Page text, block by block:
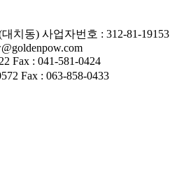
치동) 사업자번호 : 312-81-19153
Fax : 041-581-0424
Fax : 063-858-0433